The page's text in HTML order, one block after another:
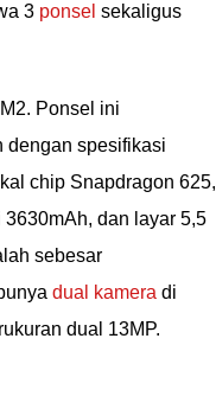
3 ponsel sekaligus
Ponsel ini
dengan spesifikasi
chip Snapdragon 625,
dan layar 5,5
sebesar
dual kamera di
dual 13MP.